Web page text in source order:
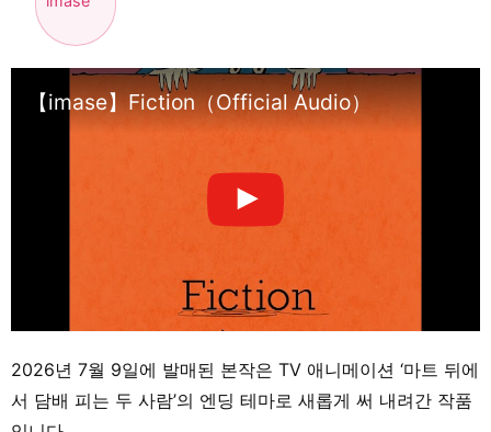
【imase】Fiction（Official Audio）
2026년 7월 9일에 발매된 본작은 TV 애니메이션 ‘마트 뒤에
서 담배 피는 두 사람’의 엔딩 테마로 새롭게 써 내려간 작품